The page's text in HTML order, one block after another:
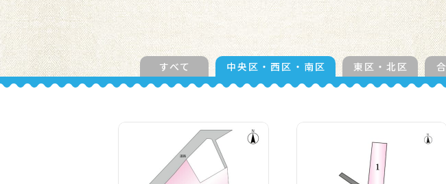
すべて 中央区・西区・南区 東区・北区